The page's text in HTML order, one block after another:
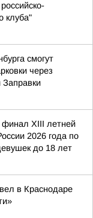
клуба"
смогут
через
XIII летней
2026 года по
до 18 лет
в Краснодаре